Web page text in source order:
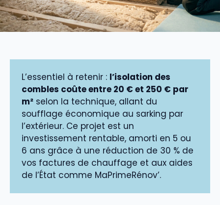
L’essentiel à retenir : l’isolation des
combles coûte entre 20 € et 250 € par
m² selon la technique, allant du
soufflage économique au sarking par
l’extérieur. Ce projet est un
investissement rentable, amorti en 5 ou
6 ans grâce à une réduction de 30 % de
vos factures de chauffage et aux aides
de l’État comme MaPrimeRénov’.